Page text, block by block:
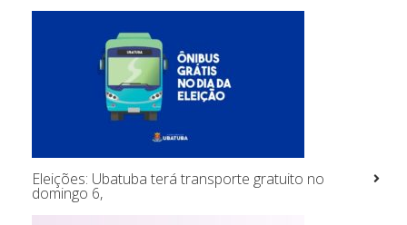
Eleições: Ubatuba terá transporte gratuito no
domingo 6,